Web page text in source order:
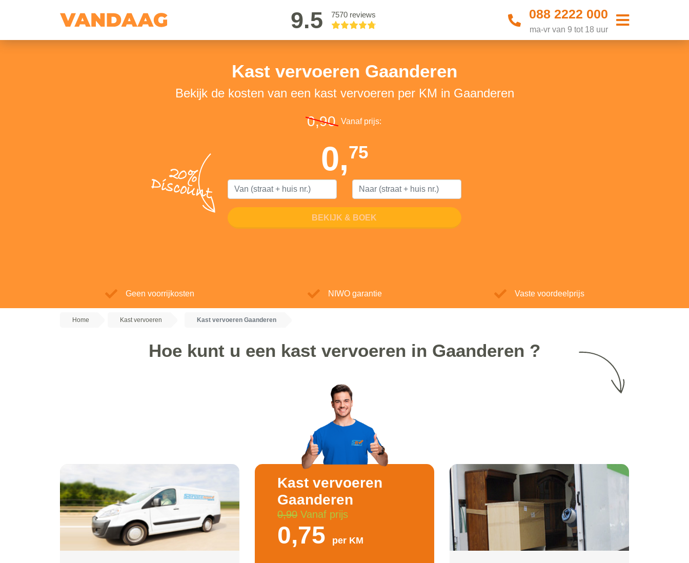
9.5 7570 reviews 088 2222 000
ma-vr van 9 tot 18 uur
Kast vervoeren Gaanderen
Bekijk de kosten van een kast vervoeren per KM in Gaanderen
20%
Discount
0,90 Vanaf prijs:
0,75
BEKIJK & BOEK
Geen voorrijkosten NIWO garantie Vaste voordeelprijs
Home Kast vervoeren Kast vervoeren Gaanderen
Hoe kunt u een kast vervoeren in Gaanderen ?
Kast vervoeren
Gaanderen
0,90 Vanaf prijs
0,75 per KM